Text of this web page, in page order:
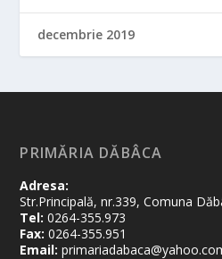
decembrie 2019
PRIMĂRIA DĂBÂCA
Adresa:
Str.Principală, nr.339, Comuna
Tel: 0264-355.973
Fax: 0264-355.951
Email: